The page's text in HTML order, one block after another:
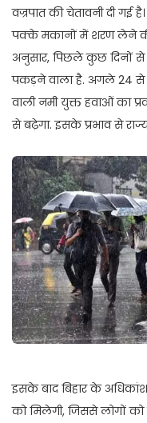
वज्रपात की चेतावनी दी गई
पक्के मकानों में शरण लेने
अनुसार, पिछले कुछ दिनों
पकड़ने वाला है. अगले 24 से
वाली नमी युक्त हवाओं का
से बढ़ेगा. इसके प्रभाव से
इसके बाद बिहार के
को मिलेगी, जिससे लोगों को